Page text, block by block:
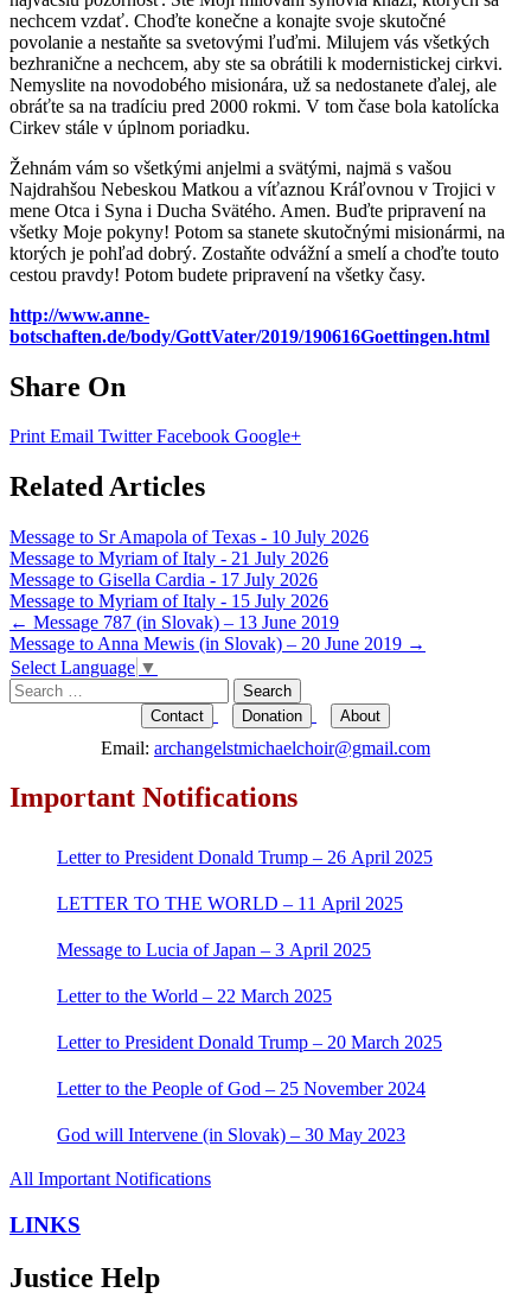
nechcem vzdať. Choďte konečne a konajte svoje skutočné
povolanie a nestaňte sa svetovými ľuďmi. Milujem vás všetkých
bezhranične a nechcem, aby ste sa obrátili k modernistickej cirkvi.
Nemyslite na novodobého misionára, už sa nedostanete ďalej, ale
obráťte sa na tradíciu pred 2000 rokmi. V tom čase bola katolícka
Cirkev stále v úplnom poriadku.
Žehnám vám so všetkými anjelmi a svätými, najmä s vašou
Najdrahšou Nebeskou Matkou a víťaznou Kráľovnou v Trojici v
mene Otca i Syna i Ducha Svätého. Amen. Buďte pripravení na
všetky Moje pokyny! Potom sa stanete skutočnými misionármi, na
ktorých je pohľad dobrý. Zostaňte odvážní a smelí a choďte touto
cestou pravdy! Potom budete pripravení na všetky časy.
http://www.anne-
botschaften.de/body/GottVater/2019/190616Goettingen.html
Share On
PrintEmail TwitterFacebook Google+
Related Articles
Message to Sr Amapola of Texas - 10 July 2026
Message to Myriam of Italy - 21 July 2026
Message to Gisella Cardia - 17 July 2026
Message to Myriam of Italy - 15 July 2026
Post
navigation
← Message 787 (in Slovak) – 13 June 2019
Message to Anna Mewis (in Slovak) – 20 June 2019 →
Select Language ▼
Search
for:
Contact Donation About
Email: archangelstmichaelchoir@gmail.com
Important Notifications
Letter to President Donald Trump – 26 April 2025
LETTER TO THE WORLD – 11 April 2025
Message to Lucia of Japan – 3 April 2025
Letter to the World – 22 March 2025
Letter to President Donald Trump – 20 March 2025
Letter to the People of God – 25 November 2024
God will Intervene (in Slovak) – 30 May 2023
All Important Notifications
LINKS
Justice Help